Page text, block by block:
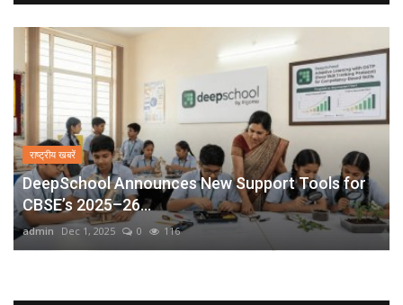
राष्ट्रीय खबरें
DeepSchool Announces New Support Tools for
CBSE’s 2025–26...
admin Dec 1, 2025 0 116